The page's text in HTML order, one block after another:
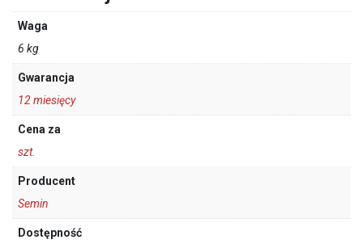
Waga
6 kg
Gwarancja
12 miesięcy
Cena za
szt.
Producent
Semin
Dostępność